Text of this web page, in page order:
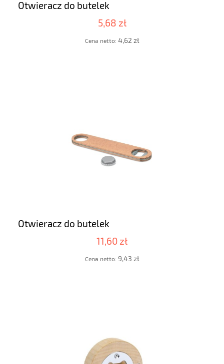
Otwieracz do butelek
5,68 zł
Cena netto: 4,62 zł
Otwieracz do butelek
11,60 zł
Cena netto: 9,43 zł